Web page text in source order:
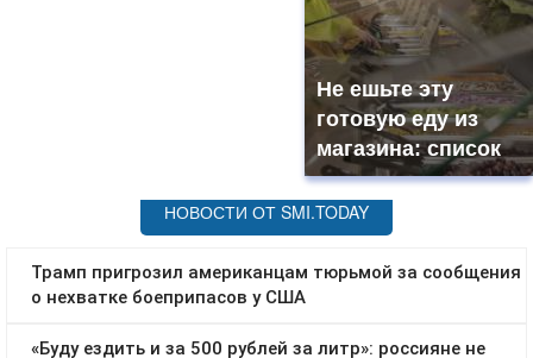
Не ешьте эту
готовую еду из
магазина: список